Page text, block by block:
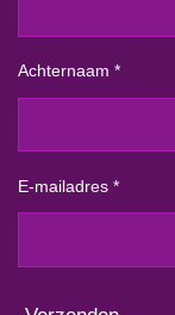
Achternaam *
E-mailadres *